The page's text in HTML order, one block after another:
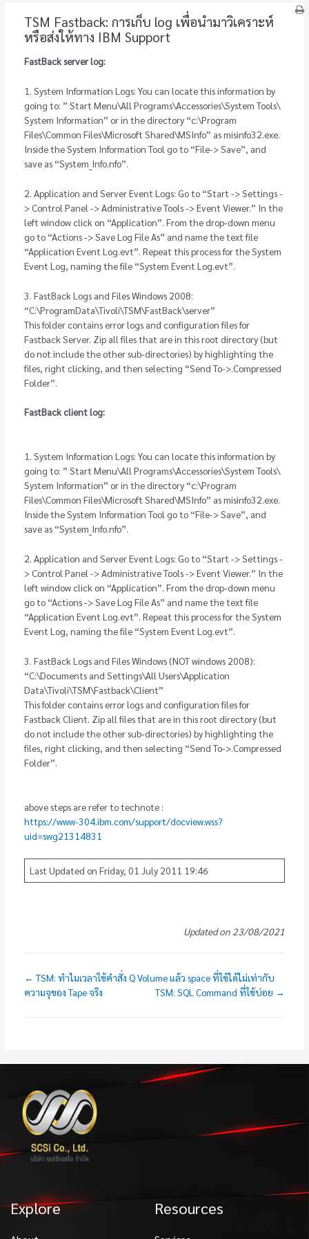
TSM Fastback: การเก็บ log เพื่อนำมาวิเคราะห์
หรือส่งให้ทาง IBM Support
FastBack server log:
1. System Information Logs: You can locate this information by
going to: ” Start Menu\All Programs\Accessories\System Tools\
System Information” or in the directory “c:\Program
Files\Common Files\Microsoft Shared\MSInfo” as misinfo32.exe.
Inside the System Information Tool go to “File-> Save”, and
save as “System_Info.nfo”.
2. Application and Server Event Logs: Go to “Start -> Settings -
> Control Panel -> Administrative Tools -> Event Viewer.” In the
left window click on “Application”. From the drop-down menu
go to “Actions -> Save Log File As” and name the text file
“Application Event Log.evt”. Repeat this process for the System
Event Log, naming the file “System Event Log.evt”.
3. FastBack Logs and Files Windows 2008:
“C:\ProgramData\Tivoli\TSM\FastBack\server”
This folder contains error logs and configuration files for
Fastback Server. Zip all files that are in this root directory (but
do not include the other sub-directories) by highlighting the
files, right clicking, and then selecting “Send To->.Compressed
Folder”.
FastBack client log:
1. System Information Logs: You can locate this information by
going to: ” Start Menu\All Programs\Accessories\System Tools\
System Information” or in the directory “c:\Program
Files\Common Files\Microsoft Shared\MSInfo” as misinfo32.exe.
Inside the System Information Tool go to “File-> Save”, and
save as “System_Info.nfo”.
2. Application and Server Event Logs: Go to “Start -> Settings -
> Control Panel -> Administrative Tools -> Event Viewer.” In the
left window click on “Application”. From the drop-down menu
go to “Actions -> Save Log File As” and name the text file
“Application Event Log.evt”. Repeat this process for the System
Event Log, naming the file “System Event Log.evt”.
3. FastBack Logs and Files Windows (NOT windows 2008):
“C:\Documents and Settings\All Users\Application
Data\Tivoli\TSM\Fastback\Client”
This folder contains error logs and configuration files for
Fastback Client. Zip all files that are in this root directory (but
do not include the other sub-directories) by highlighting the
files, right clicking, and then selecting “Send To->.Compressed
Folder”.
above steps are refer to technote :
https://www-304.ibm.com/support/docview.wss?
uid=swg21314831
Last Updated on Friday, 01 July 2011 19:46
Updated on 23/08/2021
← TSM: ทำไมเวลาใช้คำสั่ง Q Volume แล้ว space ที่ใช้ได้ไม่เท่ากับ
ความจุของ Tape จริง
TSM: SQL Command ที่ใช้บ่อย →
Explore Resources